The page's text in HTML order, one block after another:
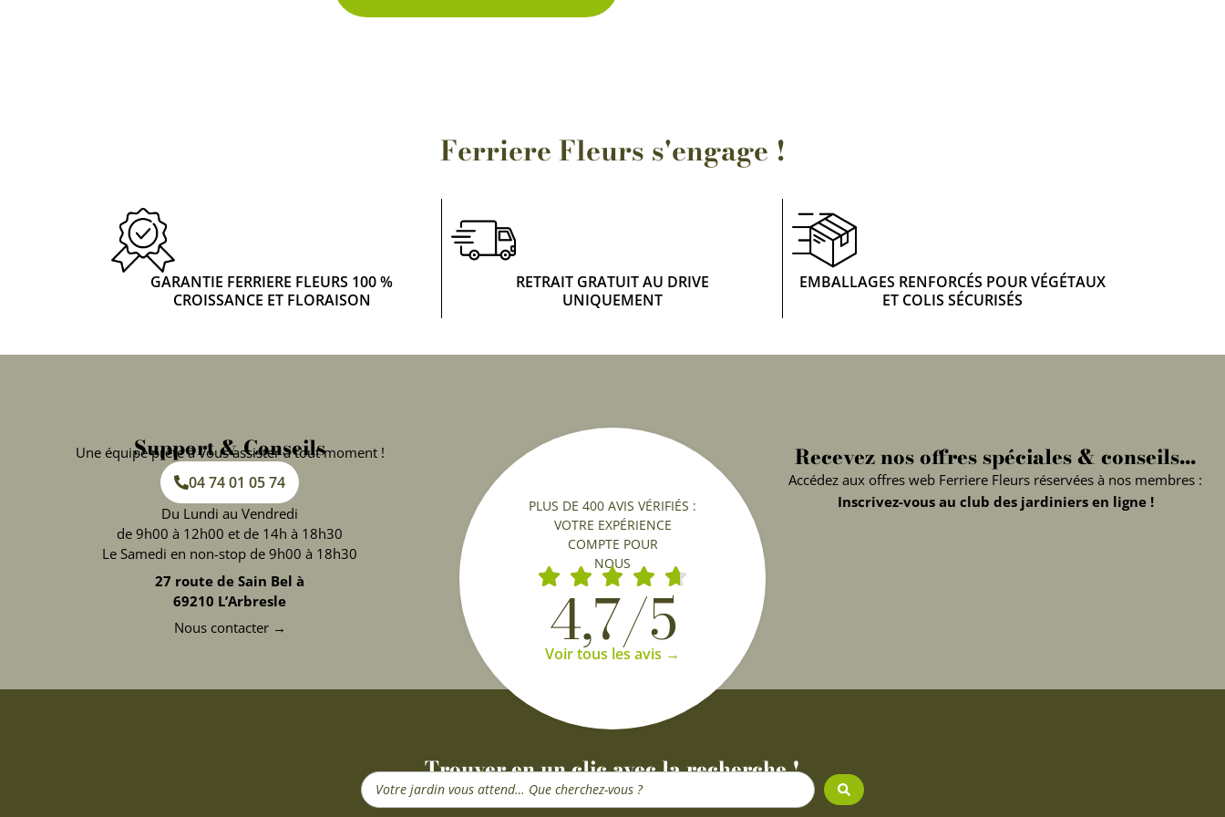
Rosiers à grosses fleurs
Ferriere Fleurs s'engage !
GARANTIE FERRIERE FLEURS 100 %
CROISSANCE ET FLORAISON
RETRAIT GRATUIT AU DRIVE
UNIQUEMENT
EMBALLAGES RENFORCÉS POUR VÉGÉTAUX
ET COLIS SÉCURISÉS
Support & Conseils
Une équipe prête à vous assister à tout moment !
04 74 01 05 74
Du Lundi au Vendredi
de 9h00 à 12h00 et de 14h à 18h30
Le Samedi en non-stop de 9h00 à 18h30
27 route de Sain Bel à
69210 L’Arbresle
Nous contacter →
PLUS DE 400 AVIS VÉRIFIÉS :
VOTRE EXPÉRIENCE
COMPTE POUR
NOUS
4,7/5
Voir tous les avis →
Recevez nos offres spéciales & conseils...
Accédez aux offres web Ferriere Fleurs réservées à nos membres :
Inscrivez-vous au club des jardiniers en ligne !
Trouver en un clic avec la recherche !
Search
...